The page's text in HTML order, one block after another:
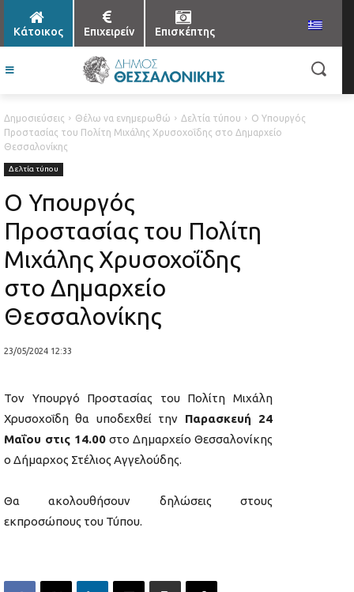
Κάτοικος Επιχειρείν Επισκέπτης
Δημοσιεύσεις Θέλω να ενημερωθώ Δελτία τύπου
O Υπουργός
Προστασίας του Πολίτη Μιχάλης Χρυσοχοΐδης στο Δημαρχείο
Θεσσαλονίκης
Δελτία τύπου
O Υπουργός
Προστασίας του Πολίτη
Μιχάλης Χρυσοχοΐδης
στο Δημαρχείο
Θεσσαλονίκης
23/05/2024 12:33
Τον Υπουργό Προστασίας του Πολίτη Μιχάλη
Χρυσοχοΐδη θα υποδεχθεί την Παρασκευή 24
Μαΐου στις 14.00 στο Δημαρχείο Θεσσαλονίκης
ο Δήμαρχος Στέλιος Αγγελούδης.
Θα ακολουθήσουν δηλώσεις στους
εκπροσώπους του Τύπου.